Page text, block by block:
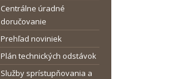
Centrálne úradné
doručovanie
Prehľad noviniek
Plán technických odstávok
Služby sprístupňovania a